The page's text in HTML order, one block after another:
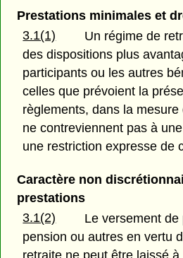
Prestations minimales et
3.1(1)
Un régime de
des dispositions plus
participants ou les autres
celles que prévoient la
règlements, dans la
ne contreviennent pas à
une restriction expresse de
Caractère non
prestations
3.1(2)
Le versement
pension ou autres en vertu